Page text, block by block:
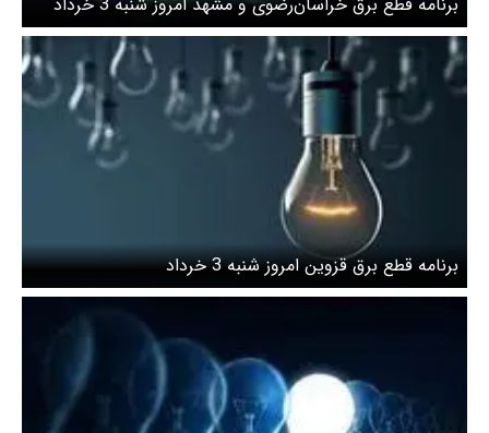
برنامه قطع برق قزوین امروز شنبه 3 خرداد